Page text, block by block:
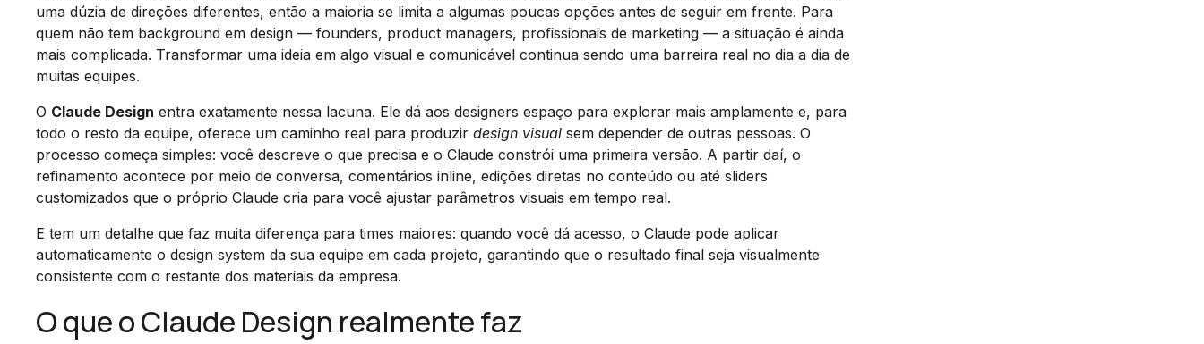
uma dúzia de direções diferentes, então a maioria se limita a algumas poucas opções antes de seguir em frente. Para
quem não tem background em design — founders, product managers, profissionais de marketing — a situação é ainda
mais complicada. Transformar uma ideia em algo visual e comunicável continua sendo uma barreira real no dia a dia de
muitas equipes.
O Claude Design entra exatamente nessa lacuna. Ele dá aos designers espaço para explorar mais amplamente e, para
todo o resto da equipe, oferece um caminho real para produzir design visual sem depender de outras pessoas. O
processo começa simples: você descreve o que precisa e o Claude constrói uma primeira versão. A partir daí, o
refinamento acontece por meio de conversa, comentários inline, edições diretas no conteúdo ou até sliders
customizados que o próprio Claude cria para você ajustar parâmetros visuais em tempo real.
E tem um detalhe que faz muita diferença para times maiores: quando você dá acesso, o Claude pode aplicar
automaticamente o design system da sua equipe em cada projeto, garantindo que o resultado final seja visualmente
consistente com o restante dos materiais da empresa.
O que o Claude Design realmente faz